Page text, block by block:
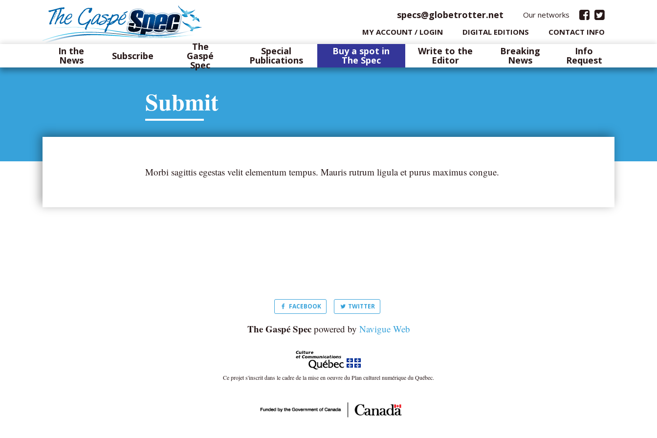
specs@globetrotter.net
Our networks
MY ACCOUNT / LOGIN
DIGITAL EDITIONS CONTACT INFO
In the
News Subscribe
The
Gaspé
Spec
Special
Publications
Buy a spot in
The Spec
Write to the
Editor
Breaking
News
Info
Request
Submit
Morbi sagittis egestas velit elementum tempus. Mauris rutrum ligula et purus maximus congue.
FACEBOOK TWITTER
The Gaspé Specpowered by Navigue Web
Ce projet s'inscrit dans le cadre de la mise en oeuvre du Plan culturel numérique du Québec.